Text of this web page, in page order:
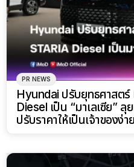
PR NEWS
Hyundai ปรับยุทธศาสตร์
Diesel เป็น “มาเลเซีย” ลุ
ปรับราคาให้เป็นเจ้าของง่า